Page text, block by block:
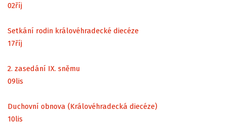
02říj
Setkání rodin královéhradecké diecéze
17říj
2. zasedání IX. sněmu
09lis
Duchovní obnova (Královéhradecká diecéze)
10lis